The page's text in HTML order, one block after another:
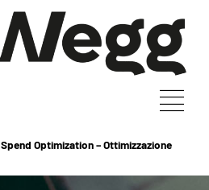
Spend Optimization – Ottimizzazione